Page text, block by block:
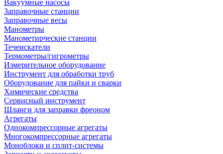
Вакуумные насосы
Заправочные станции
Заправочные весы
Манометры
Манометирческие станции
Течеискатели
Термометры/гигрометры
Измерительное оборудование
Инструмент для обработки труб
Оборудование для пайки и сварки
Химические средства
Сервисный инструмент
Шланги для заправки фреоном
Агрегаты
Однокомпрессорные агрегаты
Многокомпрессорные агрегаты
Моноблоки и сплит-системы